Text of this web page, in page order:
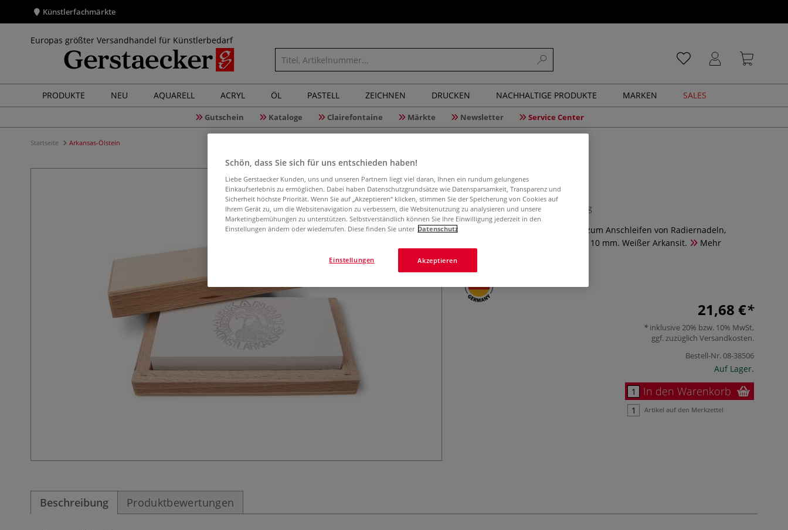
Künstlerfachmärkte
Europas größter Versandhandel für Künstlerbedarf
PRODUKTE NEU AQUARELL ACRYL ÖL PASTELL ZEICHNEN DRUCKEN NACHHALTIGE PRODUKTE MARKEN SALES
Gutschein Kataloge Clairefontaine Märkte Newsletter Service Center
Startseite Arkansas-Ölstein
Arkansas-Ölstein
1 Bewertung
Arkansas-Ölstein im Holzkasten, zum Anschleifen von Radiernadeln,
Sticheln usw., 100 mm x 50 mm x 10 mm. Weißer Arkansit.
Mehr
21,68 €
inklusive 20% bzw. 10% MwSt,
ggf. zuzüglich Versandkosten.
Bestell-Nr.08-38506
Auf Lager.
In den Warenkorb
Artikel auf den Merkzettel
Beschreibung Produktbewertungen
Schön, dass Sie sich für uns entschieden haben!
Liebe Gerstaecker Kunden, uns und unseren Partnern liegt viel daran, Ihnen ein rundum gelungenes
Einkaufserlebnis zu ermöglichen. Dabei haben Datenschutzgrundsätze wie Datensparsamkeit, Transparenz und
Sicherheit höchste Priorität. Wenn Sie auf „Akzeptieren“ klicken, stimmen Sie der Speicherung von Cookies auf
Ihrem Gerät zu, um die Websitenavigation zu verbessern, die Websitenutzung zu analysieren und unsere
Marketingbemühungen zu unterstützen. Selbstverständlich können Sie Ihre Einwilligung jederzeit in den
Einstellungen ändern oder wiederrufen. Diese finden Sie unter Datenschutz
Akzeptieren
Einstellungen